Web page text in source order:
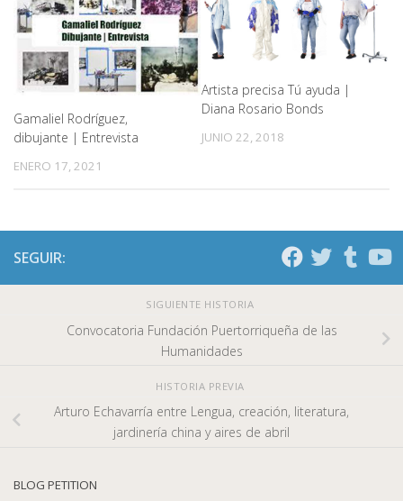
Gamaliel Rodríguez,
dibujante | Entrevista
ENERO 17, 2021
Artista precisa Tú ayuda |
Diana Rosario Bonds
JUNIO 22, 2018
SEGUIR:
SIGUIENTE HISTORIA
Convocatoria Fundación Puertorriqueña de las
Humanidades
HISTORIA PREVIA
Arturo Echavarría entre Lengua, creación, literatura,
jardinería china y aires de abril
BLOG PETITION